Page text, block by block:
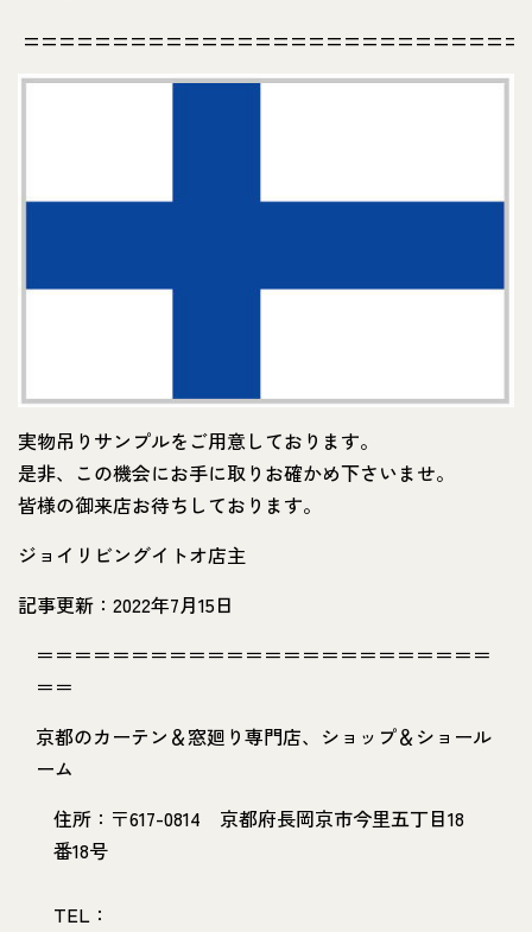
実物吊りサンプルをご用意しております。
是非、この機会にお手に取りお確かめ下さいませ。
皆様の御来店お待ちしております。
ジョイリビングイトオ店主
記事更新：2022年7月15日
＝＝＝＝＝＝＝＝＝＝＝＝＝＝＝＝＝＝＝＝＝＝＝＝
＝＝
京都のカーテン＆窓廻り専門店、ショップ＆ショール
ーム
住所：〒617-0814 京都府長岡京市今里五丁目18
番18号
TEL：